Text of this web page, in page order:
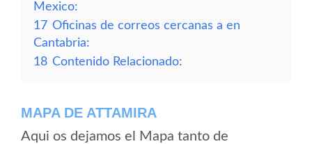
Mexico:
17 Oficinas de correos cercanas a en
Cantabria:
18 Contenido Relacionado:
MAPA DE ATTAMIRA
Aqui os dejamos el Mapa tanto de